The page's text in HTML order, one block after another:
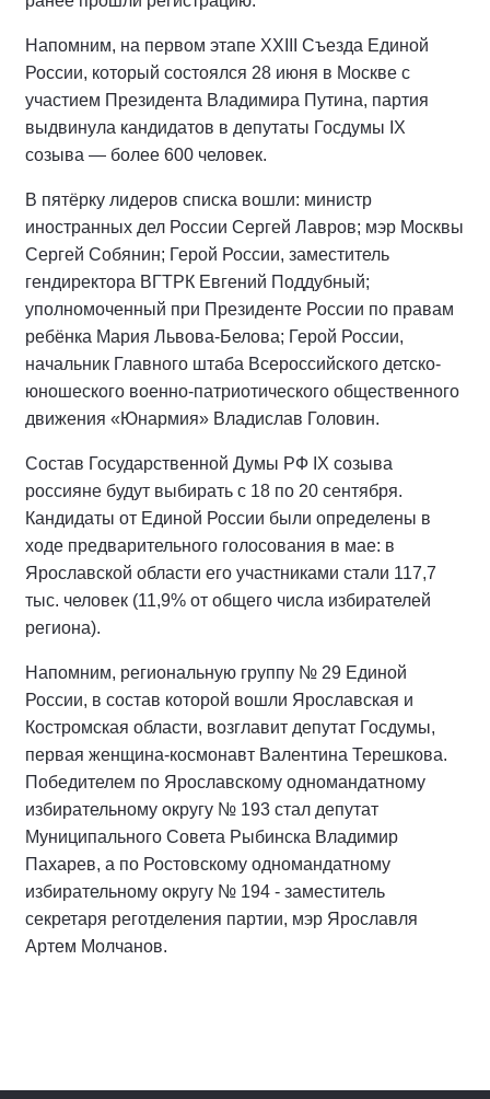
«Как в соревнованиях по плаванию, в которых я
принимаю участие, не важно на какой дорожке ты
плывёшь — главное показать результат. Мы
формируем Народную программу развития страны
на основе предложений жителей России, их
несём ответственность за нашу работу перед
людьми», — заявил он.
Участниками жеребьёвки стали 11 политических
партий, федеральные списки кандидатов которых
ранее прошли регистрацию.
Напомним, на первом этапе XXIII Съезда Единой
России, который состоялся 28 июня в Москве с
участием Президента Владимира Путина, партия
выдвинула кандидатов в депутаты Госдумы IX
созыва — более 600 человек.
В пятёрку лидеров списка вошли: министр
иностранных дел России Сергей Лавров; мэр Москвы
Сергей Собянин; Герой России, заместитель
гендиректора ВГТРК Евгений Поддубный;
уполномоченный при Президенте России по правам
ребёнка Мария Львова-Белова; Герой России,
начальник Главного штаба Всероссийского детско-
юношеского военно-патриотического общественного
движения «Юнармия» Владислав Головин.
Состав Государственной Думы РФ IХ созыва
россияне будут выбирать с 18 по 20 сентября.
Кандидаты от Единой России были определены в
ходе предварительного голосования в мае: в
Ярославской области его участниками стали 117,7
тыс. человек (11,9% от общего числа избирателей
региона).